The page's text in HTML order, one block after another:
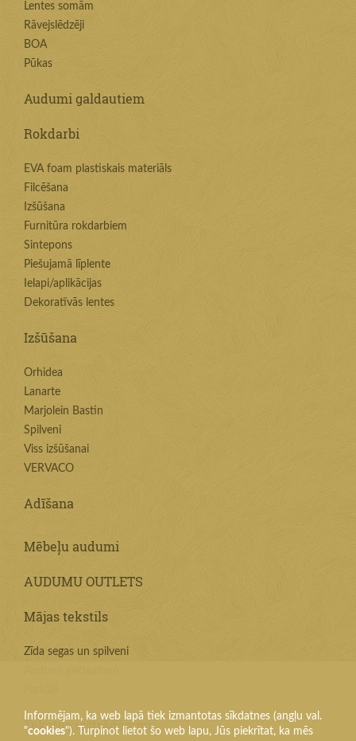
Informējam, ka web lapā tiek izmantotas sīkdatnes (angļu val.
"cookies"). Turpinot lietot šo web lapu, Jūs piekrītat, ka mēs
Lentes somām
Rāvejslēdzēji
BOA
Pūkas
Audumi galdautiem
Rokdarbi
EVA foam plastiskais materiāls
Filcēšana
Izšūšana
Furnitūra rokdarbiem
Sintepons
Piešujamā līplente
Ielapi/aplikācijas
Dekoratīvās lentes
Izšūšana
Orhidea
Lanarte
Marjolein Bastin
Spilveni
Viss izšūšanai
VERVACO
Adīšana
Mēbeļu audumi
AUDUMU OUTLETS
Mājas tekstils
Zīda segas un spilveni
Tekstila izstrādājumi